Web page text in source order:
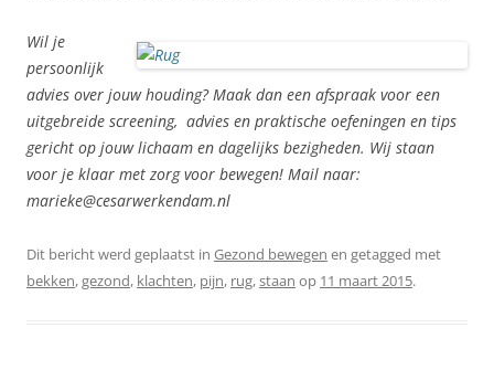
Wil je
persoonlijk
advies over jouw houding? Maak dan een afspraak voor een
uitgebreide screening, advies en praktische oefeningen en tips
gericht op jouw lichaam en dagelijks bezigheden. Wij staan
voor je klaar met zorg voor bewegen! Mail naar:
marieke@cesarwerkendam.nl
Dit bericht werd geplaatst in Gezond bewegen en getagged met
bekken,gezond, klachten, pijn, rug,staan op 11 maart 2015.